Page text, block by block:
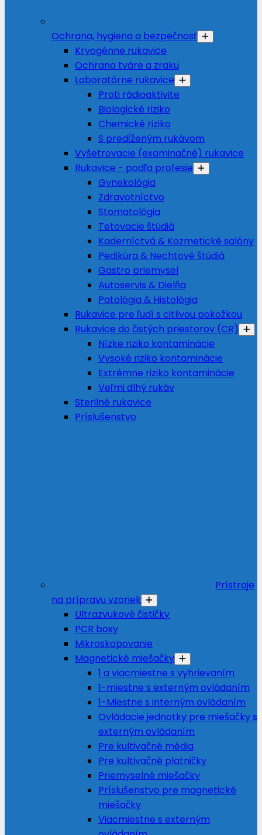
Ochrana, hygiena a bezpečnosť
Kryogénne rukavice
Ochrana tváre a zraku
Laboratórne rukavice
Proti rádioaktivite
Biologické riziko
Chemické riziko
S predĺženým rukávom
Vyšetrovacie (examinačné) rukavice
Rukavice - podľa profesie
Gynekológia
Zdravotníctvo
Stomatológia
Tetovacie štúdiá
Kaderníctvá & Kozmetické salóny
Pedikúra & Nechtové štúdiá
Gastro priemysel
Autoservis & Dielňa
Patológia & Histológia
Rukavice pre ľudí s citlivou pokožkou
Rukavice do čistých priestorov (CR)
Nízke riziko kontaminácie
Vysoké riziko kontaminácie
Extrémne riziko kontaminácie
Veľmi dlhý rukáv
Sterilné rukavice
Príslušenstvo
Prístroje
na prípravu vzoriek
Ultrazvukové čističky
PCR boxy
Mikroskopovanie
Magnetické miešačky
1 a viacmiestne s vyhrievaním
1-miestne s externým ovládaním
1-Miestne s interným ovládaním
Ovládacie jednotky pre miešačky s
externým ovládaním
Pre kultivačné média
Pre kultivačné platničky
Priemyselné miešačky
Príslušenstvo pre magnetické
miešačky
Viacmiestne s externým